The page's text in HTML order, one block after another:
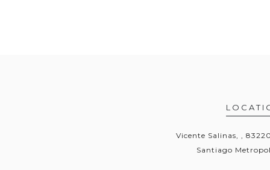
Vicente Salinas, ,
Santiago